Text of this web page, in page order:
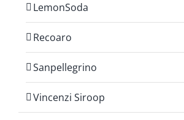
LemonSoda
Recoaro
Sanpellegrino
Vincenzi Siroop